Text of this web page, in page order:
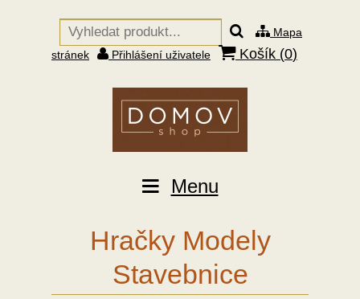
Mapa
stránek
Přihlášení uživatele Košík (0)
Menu
Hračky Modely
Stavebnice